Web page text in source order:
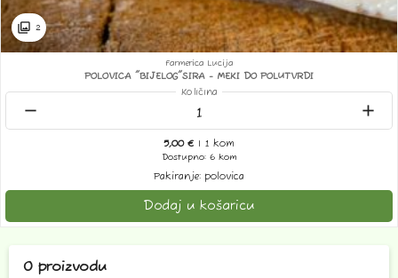
collections 2
Farmerica Lucija
POLOVICA "BIJELOG"SIRA - MEKI DO POLUTVRDI
Pakiranje: polovica
remove
Količina
add
5,00 € | 1 kom
Dostupno: 6 kom
Dodaj u košaricu
O proizvodu